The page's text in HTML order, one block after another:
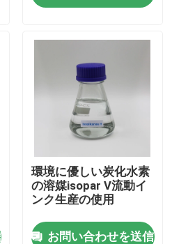
環境に優しい炭化水素
の溶媒isopar V流動イ
ンク生産の使用
お問い合わせを送信